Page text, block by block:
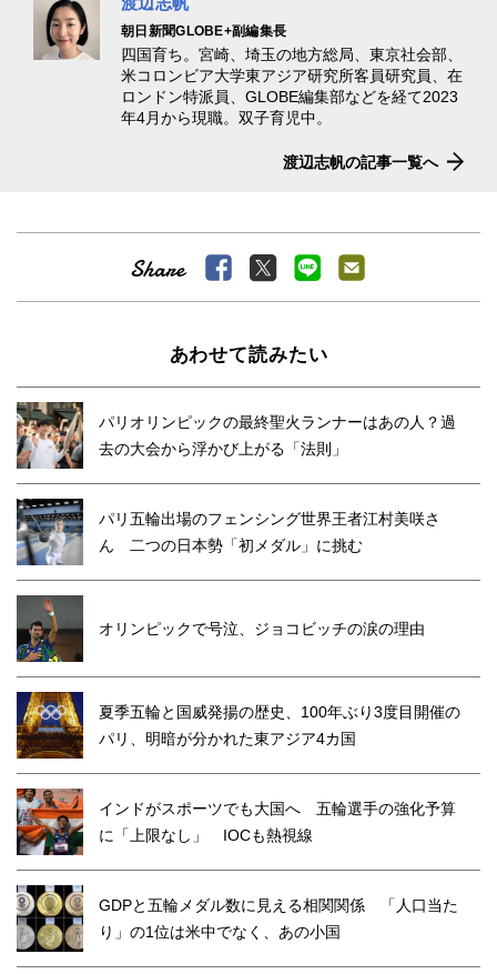
朝日新聞GLOBE+副編集長
四国育ち。宮崎、埼玉の地方総局、東京社会部、
米コロンビア大学東アジア研究所客員研究員、在
ロンドン特派員、GLOBE編集部などを経て2023
年4月から現職。双子育児中。
渡辺志帆の記事一覧へ
あわせて読みたい
パリオリンピックの最終聖火ランナーはあの人？過
去の大会から浮かび上がる「法則」
パリ五輪出場のフェンシング世界王者江村美咲さ
ん 二つの日本勢「初メダル」に挑む
オリンピックで号泣、ジョコビッチの涙の理由
夏季五輪と国威発揚の歴史、100年ぶり3度目開催の
パリ、明暗が分かれた東アジア4カ国
インドがスポーツでも大国へ 五輪選手の強化予算
に「上限なし」 IOCも熱視線
GDPと五輪メダル数に見える相関関係 「人口当た
り」の1位は米中でなく、あの小国